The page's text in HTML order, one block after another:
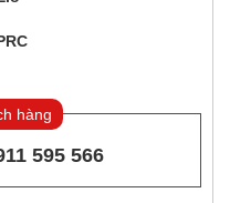
hàng
595 566